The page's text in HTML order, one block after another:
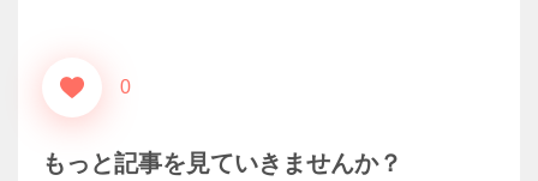
タイ、数十年続いた午後の酒販売禁止を一時解除